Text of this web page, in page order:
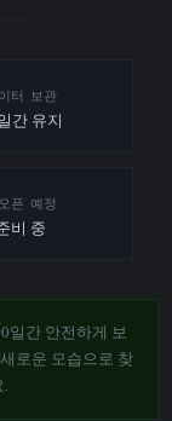
터 보관
간 유지
픈 예정
비 중
일간 안전하게 보
로운 모습으로 찾
.